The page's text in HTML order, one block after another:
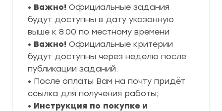
• Важно! Официальные задания
будут доступны в дату указанную
выше к 8.00 по местному времени
• Важно! Официальные критерии
будут доступны через неделю после
публикации заданий.
• После оплаты Вам на почту придёт
ссылка для получения работы;
• Инструкция по покупке и